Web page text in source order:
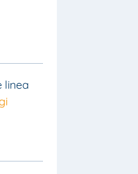
linea